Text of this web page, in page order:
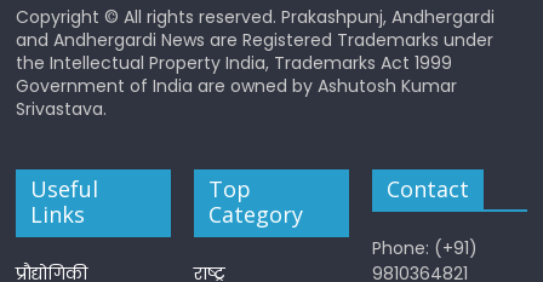
Copyright © All rights reserved. Prakashpunj, Andhergardi
and Andhergardi News are Registered Trademarks under
the Intellectual Property India, Trademarks Act 1999
Government of India are owned by Ashutosh Kumar
Srivastava.
Useful
Links
प्रौद्योगिकी
Top
Category
राष्ट्र
Contact
Phone: (+91)
9810364821